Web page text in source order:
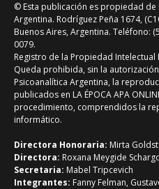
© Esta publicación es propiedad de
Argentina. Rodríguez Peña 1674,
Buenos Aires, Argentina. Teléfono:
0079.
Registro de la Propiedad Intelectual
Queda prohibida, sin la
Psicoanalítica Argentina, la
publicados en LA ÉPOCA APA
procedimiento, comprendidos la
informático.
Directora Honoraria: Mirta
Directora: Roxana Meygide
Secretaria: Mabel Tripcevich
Integrantes: Fanny Felman,